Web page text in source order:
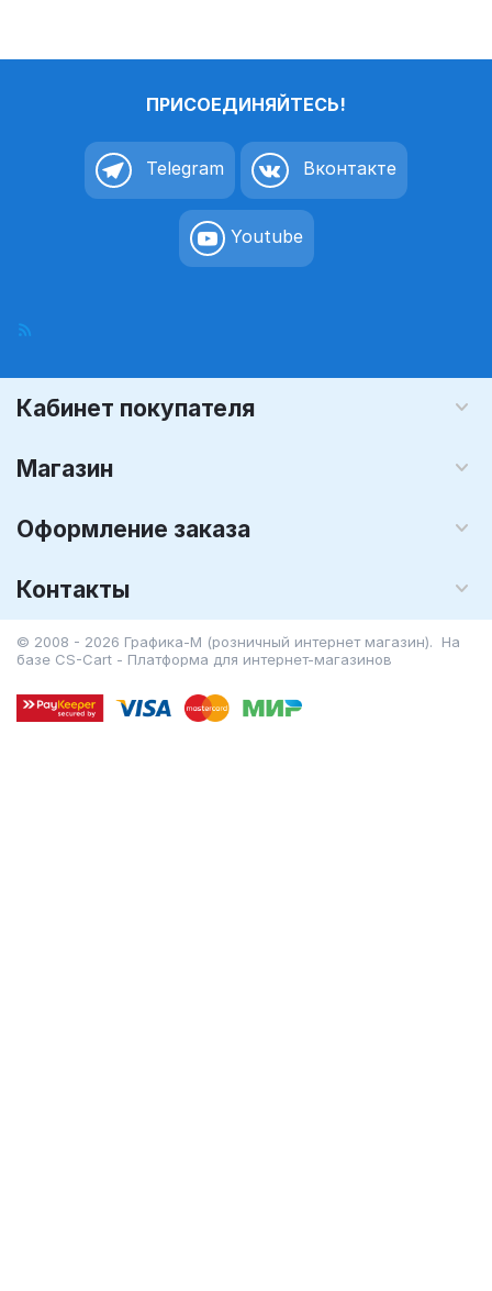
ПРИСОЕДИНЯЙТЕСЬ!
Telegram Вконтакте
Youtube
Кабинет покупателя
Магазин
Оформление заказа
Контакты
© 2008 - 2026 Графика-М (розничный интернет магазин). На
базе CS-Cart - Платформа для интернет-магазинов